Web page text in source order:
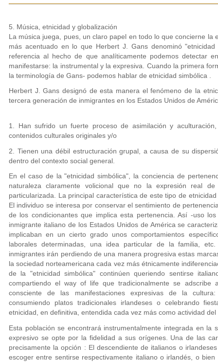
5. Música, etnicidad y globalización
La música juega, pues, un claro papel en todo lo que concierne la
más acentuado en lo que Herbert J. Gans denominó
referencia al hecho de que analíticamente podemos detectar
manifestarse: la instrumental y la expresiva. Cuando la primera
la terminología de Gans- podemos hablar de etnicidad simbólica .
Herbert J. Gans designó de esta manera el fenómeno de la
tercera generación de inmigrantes en los Estados Unidos de
1. Han sufrido un fuerte proceso de asimilación y
contenidos culturales originales y/o
2. Tienen una débil estructuración grupal, a causa de su
dentro del contexto social general.
En el caso de la "etnicidad simbólica", la conciencia de
naturaleza claramente volicional que no la expresión real
particularizada. La principal característica de este tipo de
El individuo se interesa por conservar el sentimiento de
de los condicionantes que implica esta pertenencia. Así -uso
inmigrante italiano de los Estados Unidos de América se
implicaban en un cierto grado unos comportamientos
laborales determinadas, una idea particular de la familia,
inmigrantes irán perdiendo de una manera progresiva estas
la sociedad norteamericana cada vez más étnicamente
de la "etnicidad simbólica" continúen queriendo sentirse
compartiendo el way of life que tradicionalmente se adscribe
consciente de las manifestaciones expresivas de la
consumiendo platos tradicionales irlandeses o celebrando
etnicidad, en definitiva, entendida cada vez más como actividad del
Esta población se encontrará instrumentalmente integrada en la
expresivo se opte por la fidelidad a sus orígenes. Una de las
precisamente la opción : El descendiente de italianos o
escoger entre sentirse respectivamente italiano o irlandés, o